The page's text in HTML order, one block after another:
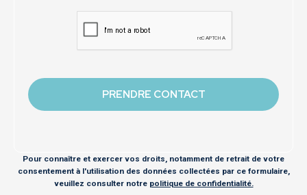
Pour connaître et exercer vos droits, notamment de retrait de votre
consentement à l'utilisation des données collectées par ce formulaire,
veuillez consulter notre politique de confidentialité.